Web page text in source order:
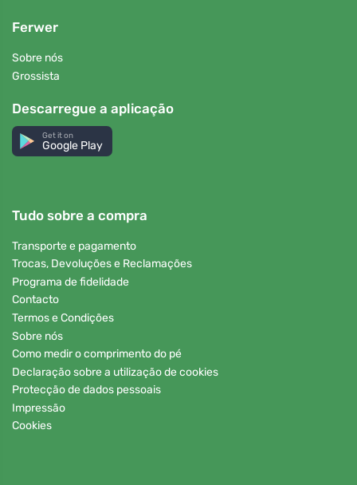
Ferwer
Sobre nós
Grossista
Descarregue a aplicação
Get it on
Google Play
Tudo sobre a compra
Transporte e pagamento
Trocas, Devoluções e Reclamações
Programa de fidelidade
Contacto
Termos e Condições
Sobre nós
Como medir o comprimento do pé
Declaração sobre a utilização de cookies
Protecção de dados pessoais
Impressão
Cookies